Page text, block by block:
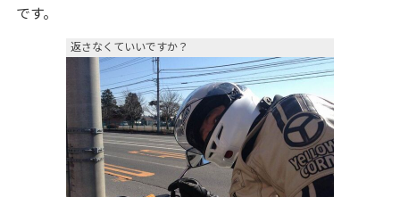
です。
返さなくていいですか？